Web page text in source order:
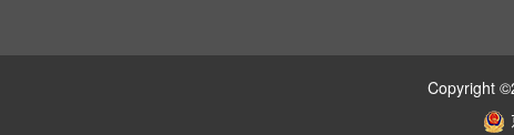
Copyright